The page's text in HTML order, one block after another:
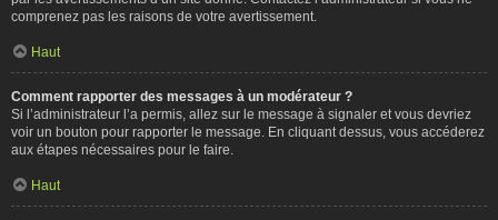
comprenez pas les raisons de votre avertissement.
Haut
Comment rapporter des messages à un modérateur ?
Si l’administrateur l’a permis, allez sur le message à signaler et vous devriez
voir un bouton pour rapporter le message. En cliquant dessus, vous accéderez
aux étapes nécessaires pour le faire.
Haut